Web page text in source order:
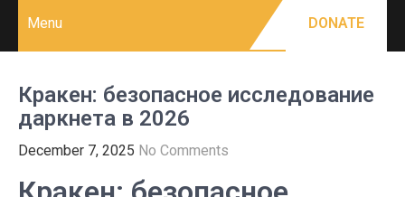
Menu DONATE
Кракен: безопасное исследование
даркнета в 2026
December 7, 2025 No Comments